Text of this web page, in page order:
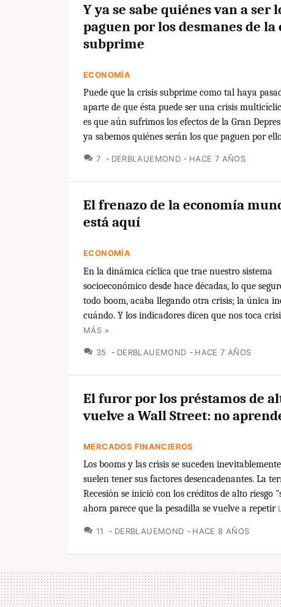
Y ya se sabe quiénes van a ser
paguen por los desmanes de la
subprime
ECONOMÍA
Puede que la crisis subprime como tal haya
aparte de que ésta puede ser una crisis
es que aún sufrimos los efectos de la Gran
ya sabemos quiénes serán los que paguen por
7 COMENTARIOS
DERBLAUEMOND HACE 7 AÑOS
El frenazo de la economía
está aquí
ECONOMÍA
En la dinámica cíclica que trae nuestro sistema
socioeconómico desde hace décadas, lo que
todo boom, acaba llegando otra crisis; la única
cuándo. Y los indicadores dicen que nos toca
MÁS »
35 COMENTARIOS
DERBLAUEMOND HACE 7 AÑOS
El furor por los préstamos de
vuelve a Wall Street: no
MERCADOS FINANCIEROS
Los booms y las crisis se suceden
suelen tener sus factores desencadenantes. La
Recesión se inició con los créditos de alto riesgo
ahora parece que la pesadilla se vuelve a repetir
11 COMENTARIOS
DERBLAUEMOND HACE 8 AÑOS